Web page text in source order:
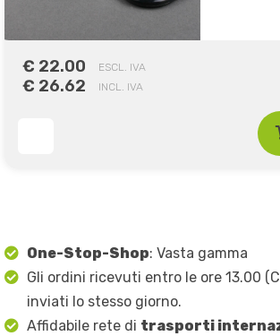
€ 22.00 ESCL. IVA
€ 26.62 INCL. IVA
One-Stop-Shop: Vasta gamma
Gli ordini ricevuti entro le ore 13.00
inviati lo stesso giorno.
Affidabile rete di trasporti